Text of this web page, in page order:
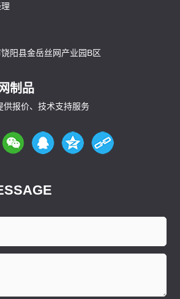
阳县金岳丝网产业园B区
制品
供报价、技术支持服务